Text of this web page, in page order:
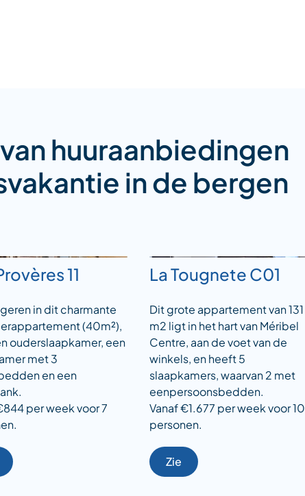
huuraanbiedingen
in de bergen
11
in dit charmante
(40m²),
ouderslaapkamer, een
met 3
en een
per week voor 7
La Tougnete C01
Dit grote appartement van 131
m2 ligt in het hart van Méribel
Centre, aan de voet van de
winkels, en heeft 5
slaapkamers, waarvan 2 met
eenpersoonsbedden.
Vanaf €1.677 per week voor 10
personen.
Zie